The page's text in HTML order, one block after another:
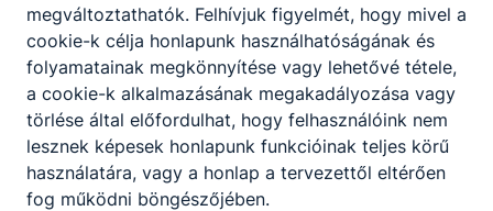
KOMMUNIKÁCIÓS HELYZETEK
Helyzet
Szerep
Áruházban, üzletben,
piacon
Vevő
Családban, családnál,
baráti körben
Vendéglátó,
megváltoztathatók. Felhívjuk figyelmét, hogy mivel a
cookie-k célja honlapunk használhatóságának és
folyamatainak megkönnyítése vagy lehetővé tétele,
a cookie-k alkalmazásának megakadályozása vagy
törlése által előfordulhat, hogy felhasználóink nem
lesznek képesek honlapunk funkcióinak teljes körű
használatára, vagy a honlap a tervezettől eltérően
fog működni böngészőjében.